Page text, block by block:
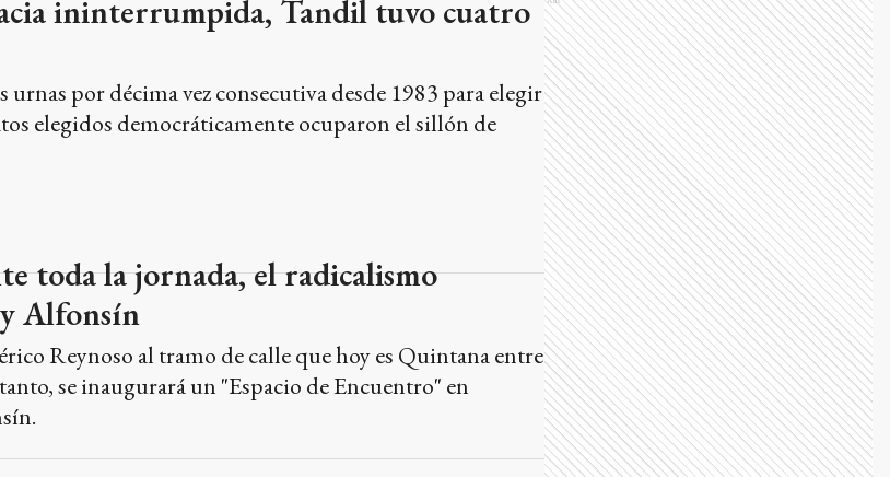
ininterrumpida, Tandil tuvo cuatro
por décima vez consecutiva desde 1983 para elegir
elegidos democráticamente ocuparon el sillón de
Reynoso al tramo de calle que hoy es Quintana entre
se inaugurará un "Espacio de Encuentro" en